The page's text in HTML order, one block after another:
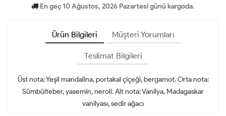
En geç 10 Ağustos, 2026 Pazartesi günü kargoda.
Ürün Bilgileri Müşteri Yorumları
Teslimat Bilgileri
Üst nota: Yeşil mandalina, portakal çiçeği, bergamot. Orta nota:
Sümbülteber, yasemin, neroli. Alt nota: Vanilya, Madagaskar
vanilyası, sedir ağacı